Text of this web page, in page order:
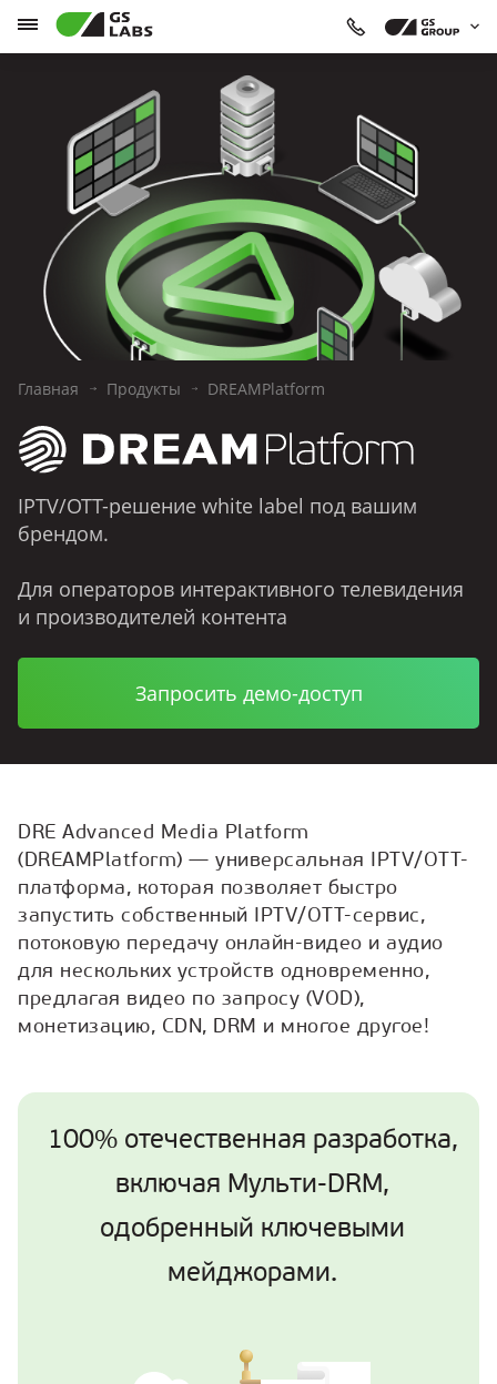
Главная Продукты DREAMPlatform
IPTV/OTT-решение white label под вашим
брендом.
Для операторов интерактивного телевидения
и производителей контента
Запросить демо-доступ
DRE Advanced Media Platform
(DREAMPlatform) — универсальная IPTV/OTT-
платформа, которая позволяет быстро
запустить собственный IPTV/OTT-сервис,
потоковую передачу онлайн-видео и аудио
для нескольких устройств одновременно,
предлагая видео по запросу (VOD),
монетизацию, CDN, DRM и многое другое!
100% отечественная разработка,
включая Мульти-DRM,
одобренный ключевыми
мейджорами.